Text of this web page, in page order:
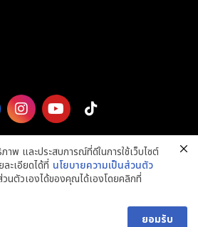
I
n
s
t
a
g
r
Y
o
u
t
u
b
e
T
i
k
t
o
k
พ และประสบการณ์ที่ดีในการใช้เว็บไซต์
ะเอียดได้ที่ นโยบายความเป็นส่วนตัว
วนตัวเองได้ของคุณได้เองโดยคลิกที่
ยอมรับ